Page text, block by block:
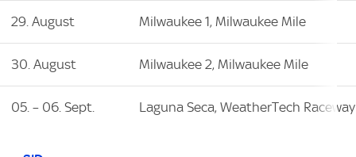
29. August Milwaukee 1, Milwaukee Mile
30. August Milwaukee 2, Milwaukee Mile
05. – 06. Sept. Laguna Seca, WeatherTech Raceway